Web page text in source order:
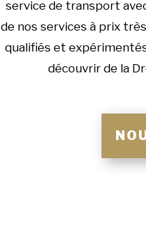
service de transport
de nos services à prix
qualifiés et
découvrir de la